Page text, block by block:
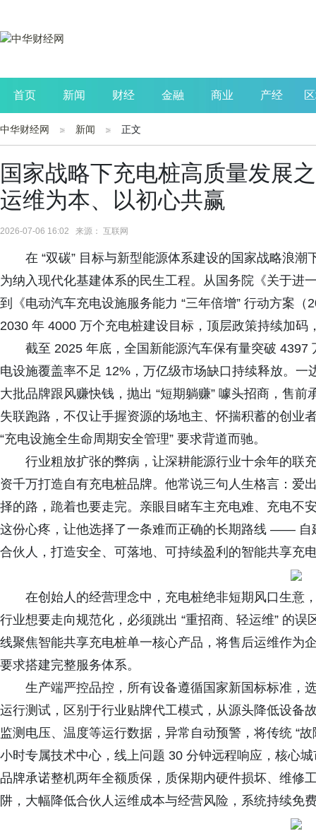
首页 新闻 财经 金融 商业 产经
公司 生活 读书
中华财经网 新闻 正文
国家战略下充电桩高质量发展
运维为本、以初心共赢
2026-07-06 16:02 来源： 互联网
在 “双碳” 目标与新型能源体系建设的国家战略浪
为纳入现代化基建体系的民生工程。从国务院《关于进
到《电动汽车充电设施服务能力 “三年倍增” 行动方案
2030 年 4000 万个充电桩建设目标，顶层政策持续加码
截至 2025 年底，全国新能源汽车保有量突破
电设施覆盖率不足 12%，万亿级市场缺口持续释放。
大批品牌跟风赚快钱，抛出 “短期躺赚” 噱头招商，售
失联跑路，不仅让手握资源的场地主、怀揣积蓄的创业
“充电设施全生命周期安全管理” 要求背道而驰。
行业粗放扩张的弊病，让深耕能源行业十余年的联
资千万打造自有充电桩品牌。他常说三句人生格言：爱
择的路，跪着也要走完。亲眼目睹车主充电难、充电不
这份心疼，让他选择了一条难而正确的长期路线 —— 自
合伙人，打造安全、可落地、可持续盈利的智能共享充
在创始人的经营理念中，充电桩绝非短期风口生意
行业想要走向规范化，必须跳出 “重招商、轻运维” 的
线聚焦智能共享充电桩单一核心产品，将售后运维作为
要求搭建完整服务体系。
生产端严控品控，所有设备遵循国家新国标标准，
运行测试，区别于行业贴牌代工模式，从源头降低设备
监测电压、温度等运行数据，异常自动预警，将传统 “
小时专属技术中心，线上问题 30 分钟远程响应，核心
品牌承诺整机两年全额质保，质保期内硬件损坏、维修
阱，大幅降低合伙人运维成本与经营风险，系统持续免